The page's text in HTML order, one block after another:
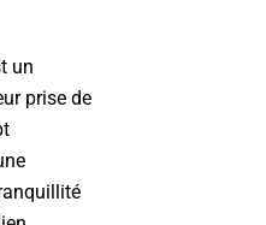
un
prise de